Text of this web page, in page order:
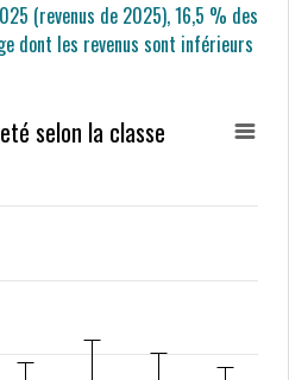
(revenus de 2025), 16,5 % des
dont les revenus sont inférieurs
selon la classe